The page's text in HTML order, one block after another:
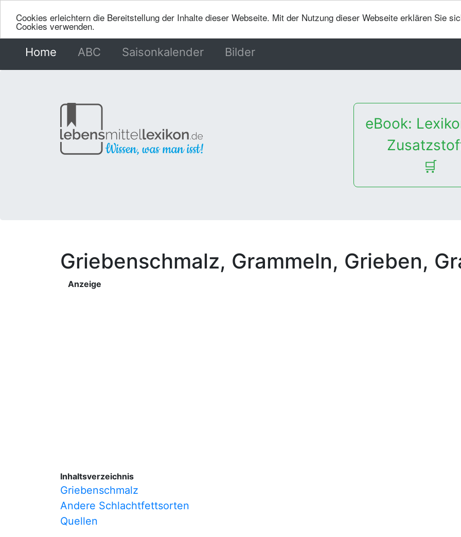
Cookies erleichtern die Bereitstellung der Inhalte dieser Webseite. Mit der Nutzung dieser Webseite erklären Sie
Cookies verwenden.
Home (current)
ABC Saisonkalender Bilder
eBook:
🛒
Griebenschmalz, Grammeln, Grieben,
Anzeige
Inhaltsverzeichnis
Griebenschmalz
Andere Schlachtfettsorten
Quellen